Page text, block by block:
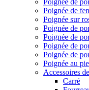
Poignée de
Poignée de
Poignée sur
Poignée de
Poignée de
Poignée de
Poignée de
Poignée au
Accessoires
Carré